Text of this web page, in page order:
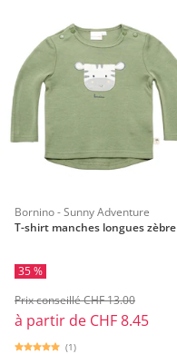
Bornino - Sunny Adventure
T-shirt manches longues zèbre
35 %
à partir de CHF 8.45
Prix conseillé CHF 13.00
(1)